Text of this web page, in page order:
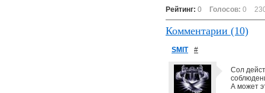
Рейтинг: 0 Голосов: 0
Комментарии (10)
SMIT #
Сол
А может